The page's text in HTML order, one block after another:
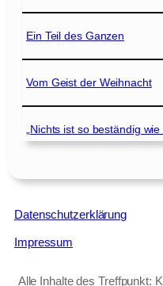
Ein Teil des Ganzen
Vom Geist der Weihnacht
„Nichts ist so beständig wie
Datenschutzerklärung
Impressum
Alle Inhalte des Treffpunkt: